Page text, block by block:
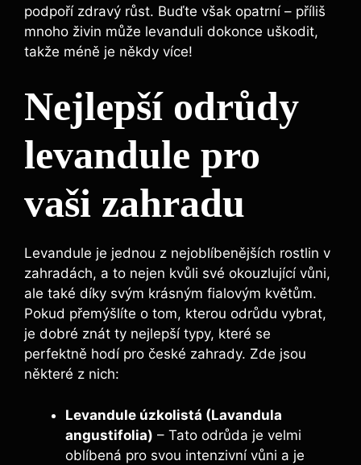
podpoří zdravý růst. Buďte však opatrní – příliš
mnoho živin může levanduli dokonce uškodit,
takže méně je někdy více!
Nejlepší odrůdy
levandule pro
vaši zahradu
Levandule je jednou z nejoblíbenějších rostlin v
zahradách, a to nejen kvůli své okouzlující vůni,
ale také díky svým krásným fialovým květům.
Pokud přemýšlíte o tom, kterou odrůdu vybrat,
je dobré znát ty nejlepší typy, které se
perfektně hodí pro české zahrady. Zde jsou
některé z nich:
Levandule úzkolistá (Lavandula
angustifolia) – Tato odrůda je velmi
oblíbená pro svou intenzivní vůni a je